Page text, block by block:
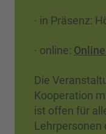
· in Präsenz:
· online:
Die
Kooperation
ist offen für
Lehrpersonen